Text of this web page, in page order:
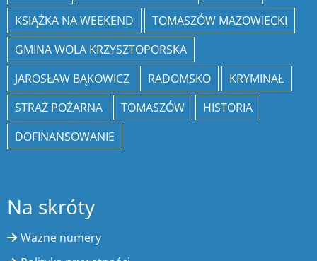
KSIĄŻKA NA WEEKEND
TOMASZÓW MAZOWIECKI
GMINA WOLA KRZYSZTOPORSKA
JAROSŁAW BĄKOWICZ
RADOMSKO
KRYMINAŁ
STRAŻ POŻARNA
TOMASZÓW
HISTORIA
DOFINANSOWANIE
Na skróty
Ważne numery